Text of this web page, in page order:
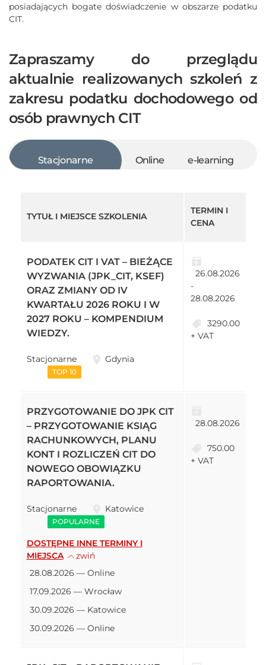
posiadających bogate doświadczenie w obszarze podatku
CIT.
Zapraszamy do przeglądu
aktualnie realizowanych szkoleń z
zakresu podatku dochodowego od
osób prawnych CIT
Stacjonarne Online e-learning
TYTUŁ I MIEJSCE SZKOLENIA
TERMIN I
CENA
PODATEK CIT I VAT – BIEŻĄCE
WYZWANIA (JPK_CIT, KSEF)
ORAZ ZMIANY OD IV
KWARTAŁU 2026 ROKU I W
2027 ROKU – KOMPENDIUM
WIEDZY.
Stacjonarne Gdynia
TOP 10
26.08.2026
-
28.08.2026
3290.00
+ VAT
PRZYGOTOWANIE DO JPK CIT
– PRZYGOTOWANIE KSIĄG
RACHUNKOWYCH, PLANU
KONT I ROZLICZEŃ CIT DO
NOWEGO OBOWIĄZKU
RAPORTOWANIA.
Stacjonarne Katowice
POPULARNE
DOSTĘPNE INNE TERMINY I
MIEJSCA
zwiń
28.08.2026 — Online
17.09.2026 — Wrocław
30.09.2026 — Katowice
30.09.2026 — Online
28.08.2026
750.00
+ VAT